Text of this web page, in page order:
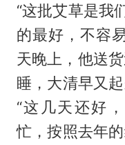
“这批艾草是我
的最好，不容
天晚上，他送
睡，大清早又
“这几天还好
忙，按照去年